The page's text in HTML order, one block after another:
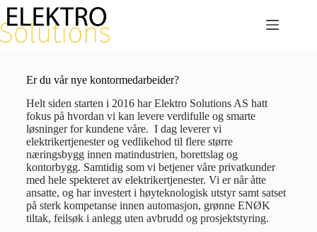
Er du vår nye kontormedarbeider?
Helt siden starten i 2016 har Elektro Solutions AS hatt
fokus på hvordan vi kan levere verdifulle og smarte
løsninger for kundene våre. I dag leverer vi
elektrikertjenester og vedlikehod til flere større
næringsbygg innen matindustrien, borettslag og
kontorbygg. Samtidig som vi betjener våre privatkunder
med hele spekteret av elektrikertjenester. Vi er når åtte
ansatte, og har investert i høyteknologisk utstyr samt satset
på sterk kompetanse innen automasjon, grønne ENØK
tiltak, feilsøk i anlegg uten avbrudd og prosjektstyring.